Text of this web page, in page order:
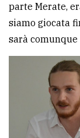
parte Merate,
siamo giocata
sarà